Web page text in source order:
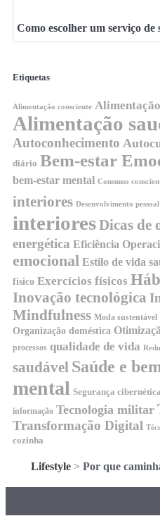
Como escolher um serviço
Etiquetas
Alimentação consciente
Alimentação
Autoconhecimento
diário Bem-estar
bem-estar mental Consumo
interiores Desenvolvimento pessoal
interioresDicas de
energética Eficiência
emocional Estilo de vida
físico Exercícios físicos
Inovação tecnológica
Mindfulness Moda sustentável
Organização doméstica
processos qualidade de vida
saudável Saúde e
mental Segurança cibernética
informação Tecnologia militar
Transformação Digital
cozinha
Lifestyle> Por que